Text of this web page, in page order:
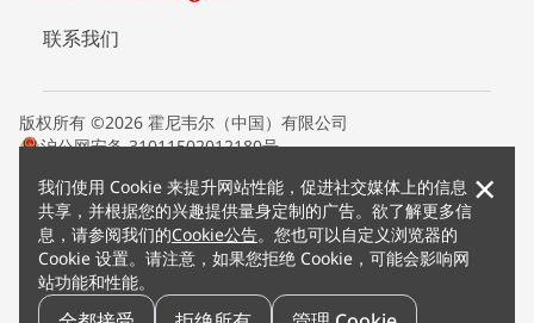
我们使用 Cookie 来提升网站性能，促进社交媒体上的信息
共享，并根据您的兴趣提供量身定制的广告。欲了解更多信
息，请参阅我们的Cookie公告。您也可以自定义浏览器的
Cookie 设置。请注意，如果您拒绝 Cookie，可能会影响网
站功能和性能。
×
联系我们
版权所有 ©2026 霍尼韦尔（中国）有限公司
沪公网安备 31011502012180号
条款条约
隐私声明
您的隐私选项
霍尼韦尔科技Cookie通知
退订
漏洞报告